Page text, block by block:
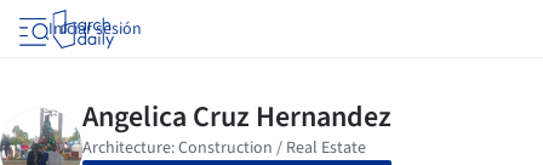
Iniciar sesión